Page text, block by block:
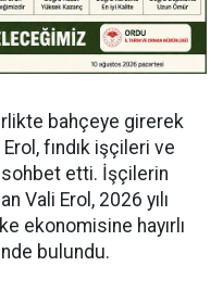
bahçeye girerek
fındık işçileri ve
etti. İşçilerin
Vali Erol, 2026 yılı
ekonomisine hayırlı
bulundu.